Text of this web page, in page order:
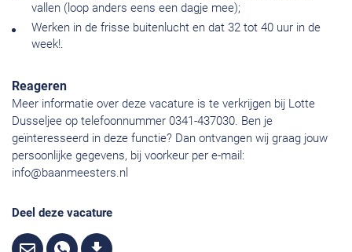
vallen (loop anders eens een dagje mee);
Werken in de frisse buitenlucht en dat 32 tot 40 uur in de
week!.
Reageren
Meer informatie over deze vacature is te verkrijgen bij Lotte
Dusseljee op telefoonnummer 0341-437030. Ben je
geïnteresseerd in deze functie? Dan ontvangen wij graag jouw
persoonlijke gegevens, bij voorkeur per e-mail:
info@baanmeesters.nl
Deel deze vacature